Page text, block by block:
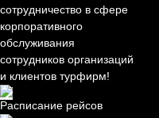
сотрудничество в сфере
корпоративного
обслуживания
сотрудников организаций
и клиентов турфирм!
Расписание рейсов